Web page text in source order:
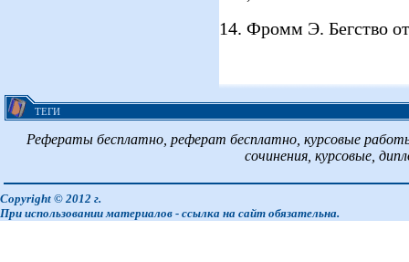
14. Фромм Э. Бегство
ТЕГИ
Рефераты бесплатно, реферат бесплатно, курсовые
сочинения, курсовые,
Copyright © 2012 г.
При использовании материалов - ссылка на сайт обязательна.